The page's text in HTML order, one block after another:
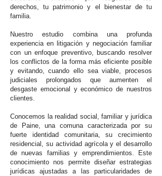
derechos, tu patrimonio y el bienestar de tu
familia.
Nuestro estudio combina una profunda
experiencia en litigación y negociación familiar
con un enfoque preventivo, buscando resolver
los conflictos de la forma más eficiente posible
y evitando, cuando ello sea viable, procesos
judiciales prolongados que aumenten el
desgaste emocional y económico de nuestros
clientes.
Conocemos la realidad social, familiar y jurídica
de Paine, una comuna caracterizada por su
fuerte identidad comunitaria, su crecimiento
residencial, su actividad agrícola y el desarrollo
de nuevas familias y emprendimientos. Este
conocimiento nos permite diseñar estrategias
jurídicas ajustadas a las particularidades de